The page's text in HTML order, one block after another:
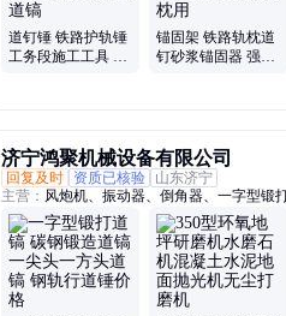
道钉锤 铁路护轨锤
工务段施工工具 轨
锚固架 铁路轨枕道
钉砂浆锚固器 强力
济宁鸿聚机械设备有限公司
回复及时
资质已核验
山东济宁
主营： 风炮机、振动器、倒角器、一字型锻
仪、电动套丝机、机械风速表